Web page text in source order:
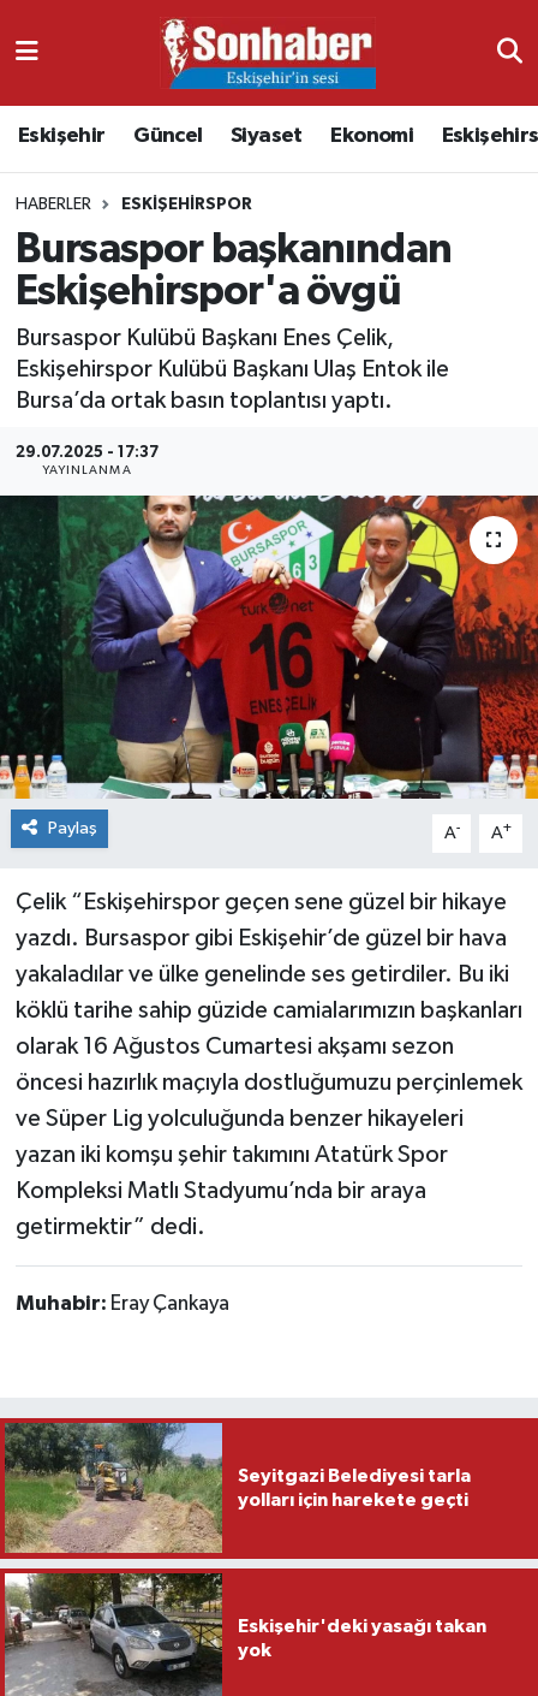
Eskişehir Güncel Siyaset Ekonomi
HABERLER ESKIŞEHIRSPOR
Bursaspor başkanından
Eskişehirspor'a övgü
Bursaspor Kulübü Başkanı Enes Çelik,
Eskişehirspor Kulübü Başkanı Ulaş Entok ile
Bursa’da ortak basın toplantısı yaptı.
29.07.2025 - 17:37
YAYINLANMA
Paylaş A- A+
Çelik “Eskişehirspor geçen sene güzel bir hikaye
yazdı. Bursaspor gibi Eskişehir’de güzel bir hava
yakaladılar ve ülke genelinde ses getirdiler. Bu iki
köklü tarihe sahip güzide camialarımızın başkanları
olarak 16 Ağustos Cumartesi akşamı sezon
öncesi hazırlık maçıyla dostluğumuzu perçinlemek
ve Süper Lig yolculuğunda benzer hikayeleri
yazan iki komşu şehir takımını Atatürk Spor
Kompleksi Matlı Stadyumu’nda bir araya
getirmektir” dedi.
Muhabir: Eray Çankaya
Seyitgazi Belediyesi tarla
yolları için harekete geçti
Eskişehir'deki yasağı takan
yok
Ekonomi
Güncel
Kültür & Sanat
Magazin
Resmi İlanlar
Sağlık
Siyaset
Spor
Nöbetçi Eczaneler
Namaz Vakitleri
Trafik Durumu
Süper Lig Puan Durumu ve Fikstür
Tüm Manşetler
Son Dakika Haberleri
Haber Arşivi